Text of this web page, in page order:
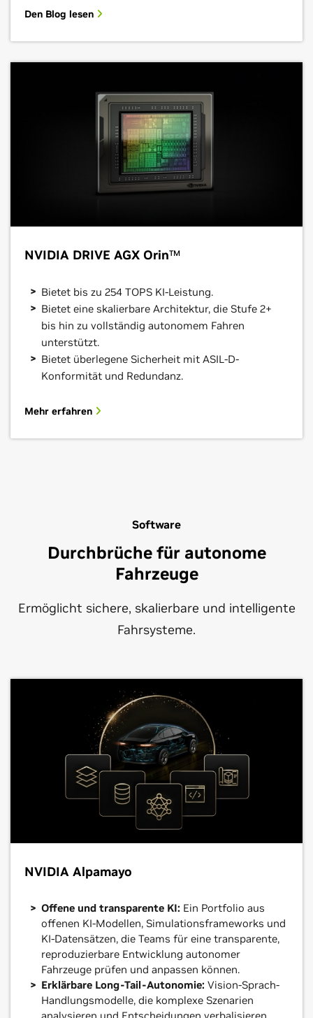
Den Blog lesen
NVIDIA DRIVE AGX OrinTM
Bietet bis zu 254 TOPS KI-Leistung.
Bietet eine skalierbare Architektur, die Stufe 2+
bis hin zu vollständig autonomem Fahren
unterstützt.
Bietet überlegene Sicherheit mit ASIL-D-
Konformität und Redundanz.
Mehr erfahren
Software
Durchbrüche für autonome
Fahrzeuge
Ermöglicht sichere, skalierbare und intelligente
Fahrsysteme.
NVIDIA Alpamayo
Offene und transparente KI: Ein Portfolio aus
offenen KI-Modellen, Simulationsframeworks und
KI-Datensätzen, die Teams für eine transparente,
reproduzierbare Entwicklung autonomer
Fahrzeuge prüfen und anpassen können.
Erklärbare Long-Tail-Autonomie: Vision-Sprach-
Handlungsmodelle, die komplexe Szenarien